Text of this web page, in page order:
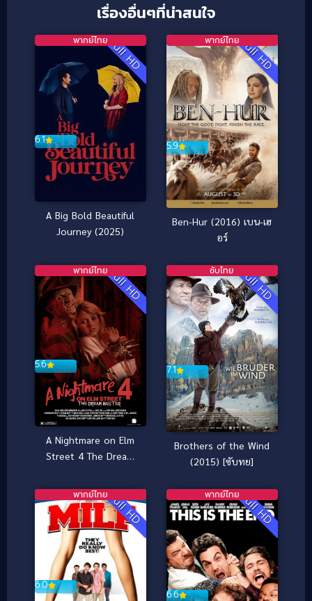
เรื่องอื่นๆที่น่าสนใจ
Full HD
6.1
พากย์ไทย
A Big Bold Beautiful
Journey (2025)
Full HD
5.9
พากย์ไทย
Ben-Hur (2016) เบน-เฮ
อร์
Full HD
5.6
พากย์ไทย
A Nightmare on Elm
Street 4 The Dream
เมือบ ภาค 4
Full HD
7.1
ซับไทย
Brothers of the Wind
(2015) [ซับทย]
Full HD
6.0
พากย์ไทย Full HD
6.6
พากย์ไทย